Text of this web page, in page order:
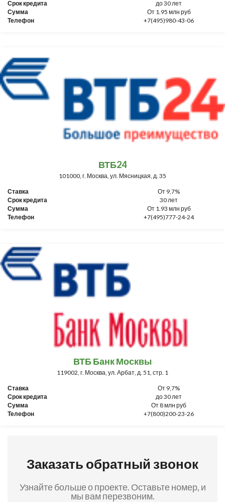
Срок кредита
до 30 лет
Сумма
От 1.95 млн руб
Телефон
+7(495)980-43-06
ВТБ24
101000, г. Москва, ул. Мясницкая, д. 35
Ставка
От 9,7%
Срок кредита
30 лет
Сумма
От 1.93 млн руб
Телефон
+7(495)777-24-24
ВТБ Банк Москвы
119002, г. Москва, ул. Арбат, д. 51, стр. 1
Ставка
От 9,7%
Срок кредита
до 30 лет
Сумма
От 8 млн руб
Телефон
+7(800)200-23-26
Заказать обратный звонок
Узнайте больше о проекте. Оставьте номер, и
мы вам перезвоним.